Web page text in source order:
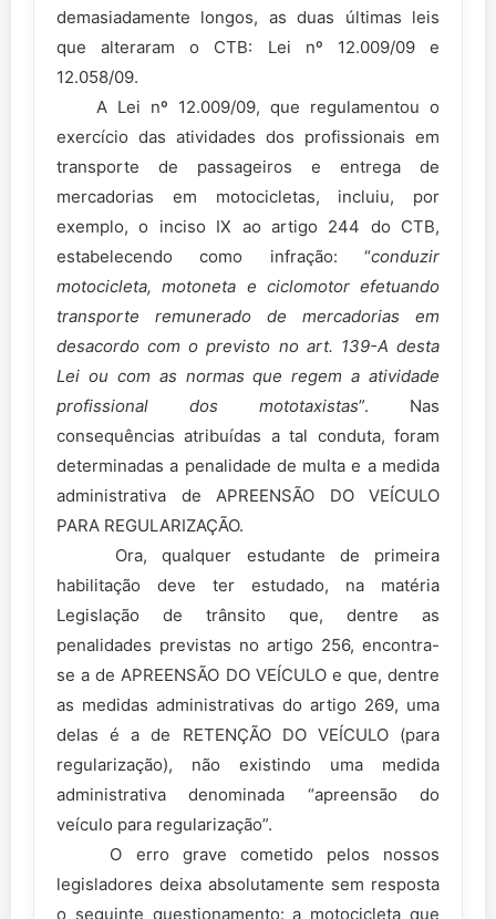
demasiadamente longos, as duas últimas leis
que alteraram o CTB: Lei nº 12.009/09 e
12.058/09.
A Lei nº 12.009/09, que regulamentou o
exercício das atividades dos profissionais em
transporte de passageiros e entrega de
mercadorias em motocicletas, incluiu, por
exemplo, o inciso IX ao artigo 244 do CTB,
estabelecendo como infração: “conduzir
motocicleta, motoneta e ciclomotor efetuando
transporte remunerado de mercadorias em
desacordo com o previsto no art. 139-A desta
Lei ou com as normas que regem a atividade
profissional dos mototaxistas”. Nas
consequências atribuídas a tal conduta, foram
determinadas a penalidade de multa e a medida
administrativa de APREENSÃO DO VEÍCULO
PARA REGULARIZAÇÃO.
Ora, qualquer estudante de primeira
habilitação deve ter estudado, na matéria
Legislação de trânsito que, dentre as
penalidades previstas no artigo 256, encontra-
se a de APREENSÃO DO VEÍCULO e que, dentre
as medidas administrativas do artigo 269, uma
delas é a de RETENÇÃO DO VEÍCULO (para
regularização), não existindo uma medida
administrativa denominada “apreensão do
veículo para regularização”.
O erro grave cometido pelos nossos
legisladores deixa absolutamente sem resposta
o seguinte questionamento: a motocicleta que